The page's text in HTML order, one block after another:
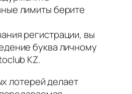
лимиты берите
регистрации, вы
буква личному
KZ.
лотерей делает